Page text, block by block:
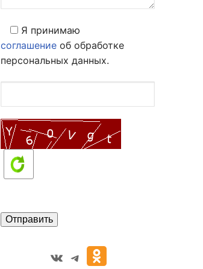
Я принимаю
соглашение об обработке
персональных данных.
VK Telegram